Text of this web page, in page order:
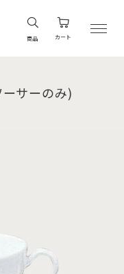
商品 カート
サーのみ)